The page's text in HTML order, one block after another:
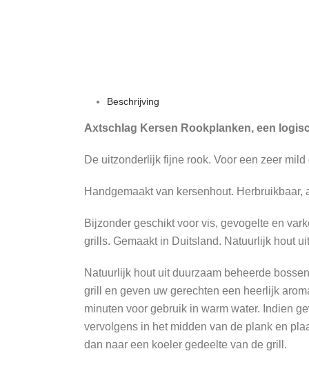
Beschrijving
Axtschlag Kersen Rookplanken, een
De uitzonderlijk fijne rook. Voor een zeer
Handgemaakt van kersenhout. Herbruikbaar,
Bijzonder geschikt voor vis, gevogelte en
grills. Gemaakt in Duitsland. Natuurlijk hout
Natuurlijk hout uit duurzaam beheerde
grill en geven uw gerechten een heerlijk
minuten voor gebruik in warm water. Indien
vervolgens in het midden van de plank en
dan naar een koeler gedeelte van de grill.